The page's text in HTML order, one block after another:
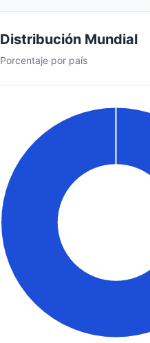
Distribución Mundial
Porcentaje por país